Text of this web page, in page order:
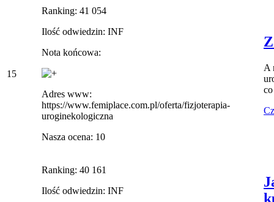
15
Ranking: 41 054
Ilość odwiedzin: INF
Nota końcowa:
Adres www:
https://www.femiplace.com.pl/oferta/fizjoterapia-
uroginekologiczna
Nasza ocena: 10
A
Ranking: 40 161
Ilość odwiedzin: INF